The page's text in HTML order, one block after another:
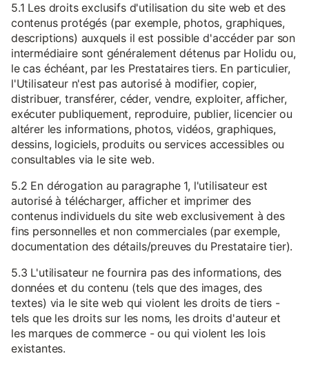
5.1 Les droits exclusifs d'utilisation du site web et des
contenus protégés (par exemple, photos, graphiques,
descriptions) auxquels il est possible d'accéder par son
intermédiaire sont généralement détenus par Holidu ou,
le cas échéant, par les Prestataires tiers. En particulier,
l'Utilisateur n'est pas autorisé à modifier, copier,
distribuer, transférer, céder, vendre, exploiter, afficher,
exécuter publiquement, reproduire, publier, licencier ou
altérer les informations, photos, vidéos, graphiques,
dessins, logiciels, produits ou services accessibles ou
consultables via le site web.
5.2 En dérogation au paragraphe 1, l'utilisateur est
autorisé à télécharger, afficher et imprimer des
contenus individuels du site web exclusivement à des
fins personnelles et non commerciales (par exemple,
documentation des détails/preuves du Prestataire tier).
5.3 L'utilisateur ne fournira pas des informations, des
données et du contenu (tels que des images, des
textes) via le site web qui violent les droits de tiers -
tels que les droits sur les noms, les droits d'auteur et
les marques de commerce - ou qui violent les lois
existantes.